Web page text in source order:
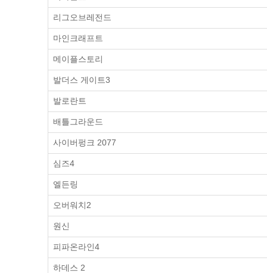
리그오브레전드
마인크래프트
메이플스토리
발더스 게이트3
발로란트
배틀그라운드
사이버펑크 2077
심즈4
엘든링
오버워치2
원신
피파온라인4
하데스 2